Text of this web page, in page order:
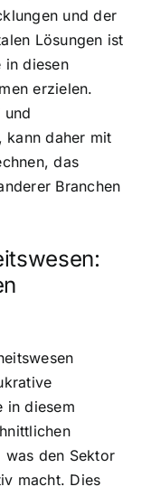
und der
Lösungen ist
in diesen
erzielen.
und
kann daher mit
das
Branchen
in diesem
was den Sektor
macht. Dies